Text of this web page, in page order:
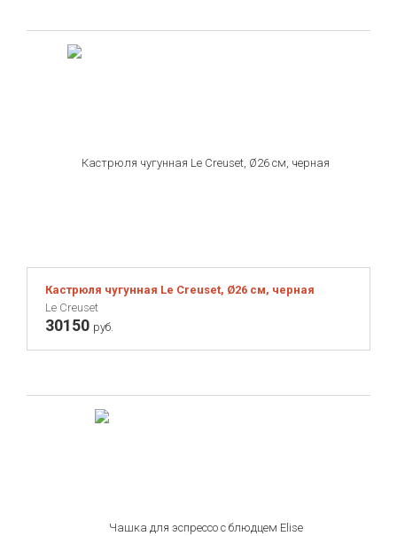
Кастрюля чугунная Le Creuset, Ø26 см, черная
Le Creuset
30150 руб.